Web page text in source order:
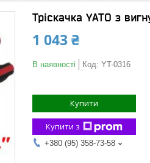
Тріскачка YATO з
1 043 ₴
В наявності Код: YT-0316
Купити
Купити з
+380 (95) 358-73-58